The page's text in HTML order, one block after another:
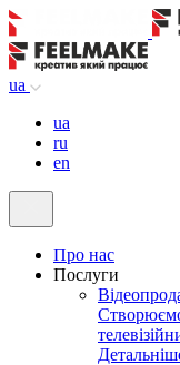
ua
ua
ru
en
Про нас
Послуги